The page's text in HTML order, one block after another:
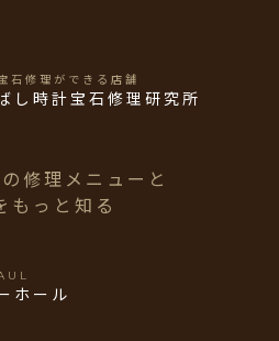
石修理ができる店舗
し時計宝石修理研究所
修理メニューと
もっと知る
ホール